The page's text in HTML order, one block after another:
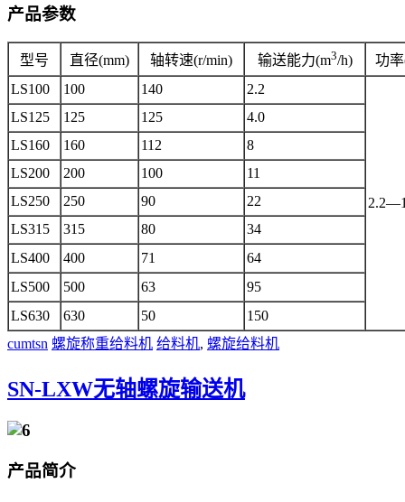
产品参数
型号 直径(mm) 轴转速(r/min) 输送能力(m3/h)
功
LS100
100 140 2.2
LS125 125 125
4.0
LS160
160 112
8
LS200
200 100
11
LS250
250 90
22
LS315
315 80
34
LS400
400 71
64
LS500
500 63
95
LS630
630 50
150
cumtsn 螺旋称重给料机 给料机, 螺旋给料机
SN-LXW无轴螺旋输送机
产品简介